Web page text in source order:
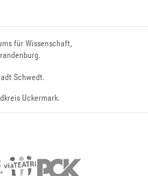
für Wissenschaft,
Schwedt.
Uckermark.